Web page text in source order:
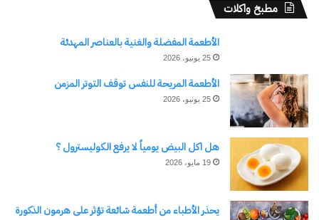
مطبخ واكلات
الأطعمة المفضلة والغنية بالعناصر المهدئة
25 يونيو، 2026
الأطعمة المريحة للنفس توقف التوتر المزمن
25 يونيو، 2026
هل اكل البيض يومياً لا يرفع الكوليسترول ؟
19 مايو، 2026
يحذر الأطباء من أطعمة شائعة تؤثر على هرمون الذكورة